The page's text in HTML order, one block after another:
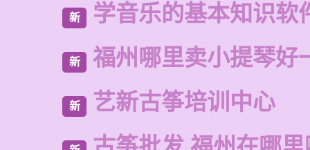
新 学音乐的基本知识软
新 福州哪里卖小提琴好
新 艺新古筝培训中心